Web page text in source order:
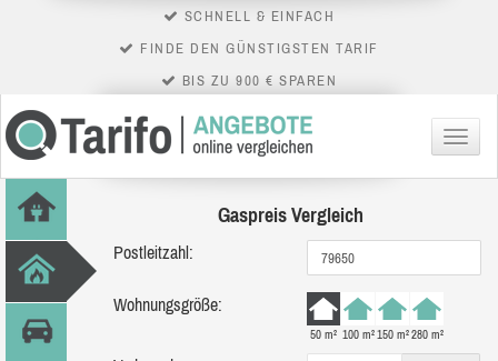
SCHNELL & EINFACH
FINDE DEN GÜNSTIGSTEN TARIF
BIS ZU 900 € SPAREN
Menü
Gaspreis Vergleich
Postleitzahl:
Wohnungsgröße:
50 m² 100 m²150 m²280 m²